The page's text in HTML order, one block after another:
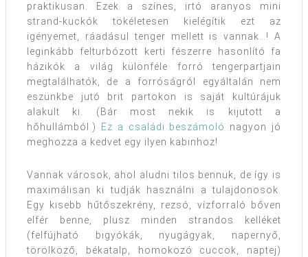
praktikusan. Ezek a színes, irtó aranyos mini
strand-kuckók tökéletesen kielégítik ezt az
igényemet, ráadásul tenger mellett is vannak…! A
leginkább felturbózott kerti fészerre hasonlító fa
házikók a világ különféle forró tengerpartjain
megtalálhatók, de a forróságról egyáltalán nem
eszünkbe jutó brit partokon is saját kultúrájuk
alakult ki. (Bár most nekik is kijutott a
hőhullámból.)
Ez a családi beszámoló
nagyon jó
meghozza a kedvet egy ilyen kabinhoz!
Vannak városok, ahol aludni tilos bennük, de így is
maximálisan ki tudják használni a tulajdonosok.
Egy kisebb hűtőszekrény, rezsó, vízforraló bőven
elfér benne, plusz minden strandos kelléket
(felfújható bigyókák, nyugágyak, napernyő,
törölköző, békatalp, homokozó cuccok, naptej)